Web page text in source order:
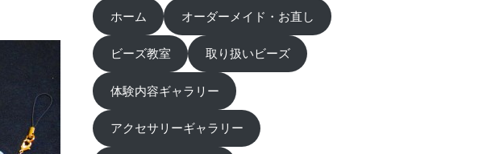
ホーム オーダーメイド・お直し
ビーズ教室 取り扱いビーズ
体験内容ギャラリー
アクセサリーギャラリー